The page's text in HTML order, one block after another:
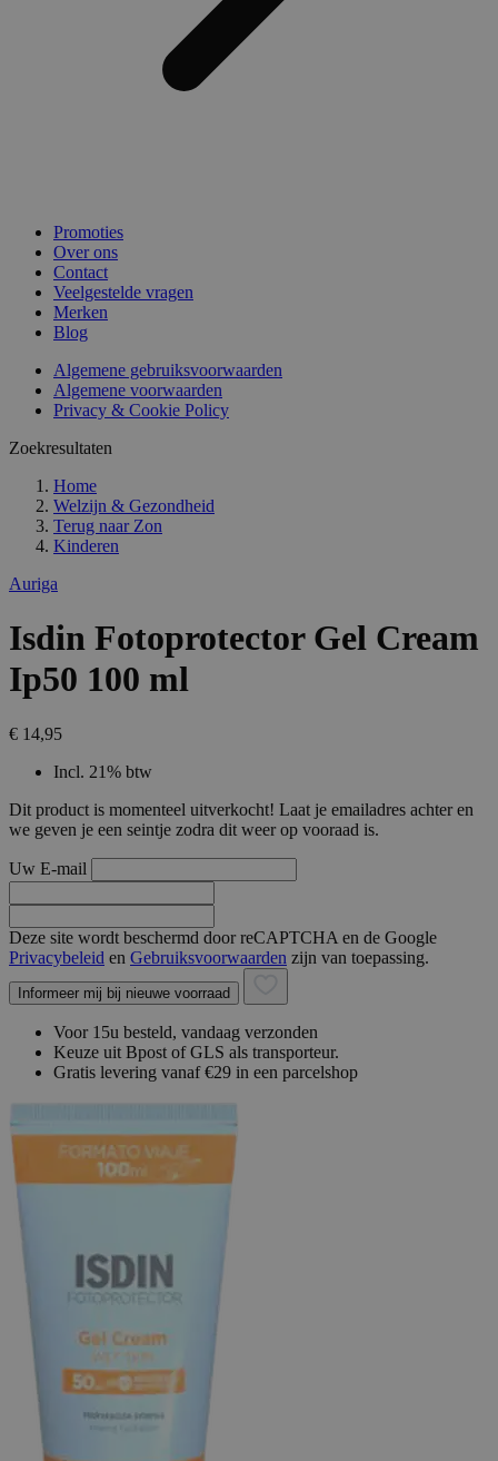
Promoties
Over ons
Contact
Veelgestelde vragen
Merken
Blog
Algemene gebruiksvoorwaarden
Algemene voorwaarden
Privacy & Cookie Policy
Zoekresultaten
Home
Welzijn & Gezondheid
Terug naar Zon
Kinderen
Auriga
Isdin Fotoprotector Gel Cream
Ip50 100 ml
€ 14,95
Incl. 21% btw
Dit product is momenteel uitverkocht! Laat je emailadres achter en
we geven je een seintje zodra dit weer op vooraad is.
Uw E-mail
Deze site wordt beschermd door reCAPTCHA en de Google
Privacybeleid en Gebruiksvoorwaarden zijn van toepassing.
Informeer mij bij nieuwe voorraad
Voor 15u besteld, vandaag verzonden
Keuze uit Bpost of GLS als transporteur.
Gratis levering vanaf €29 in een parcelshop